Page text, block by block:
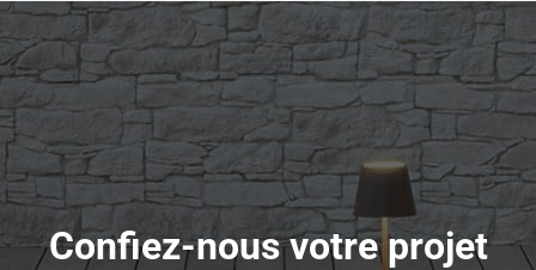
Confiez-nous votre projet